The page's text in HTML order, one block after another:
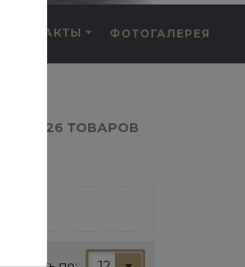
КОНТАКТЫ ФОТОГАЛЕРЕЯ
26 ТОВАРОВ